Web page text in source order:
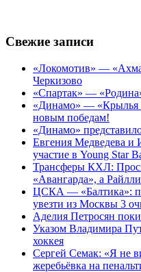
Свежие записи
«Локомотив» —
Черкизово
«Спартак» —
«Динамо» — «Крылья
новым победам!
«Динамо»
Евгения Медведева и
участие в Young Star
Трансферы КХЛ:
«Авангарда», а
ЦСКА — «Балтика»:
увезти из Москвы 3
Аделия Петросян
Указом Владимира
хоккея
Сергей Семак: «Я не
жеребьёвка на